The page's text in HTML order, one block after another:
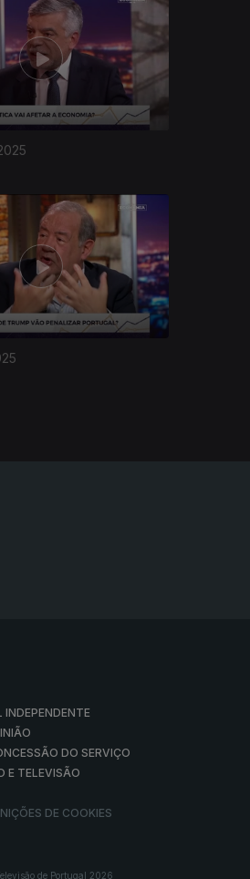
INDEPENDENTE
DO SERVIÇO
E TELEVISÃO
DE COOKIES
de Portugal 2026